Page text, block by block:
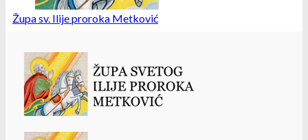
Župa sv. Ilije proroka Metković